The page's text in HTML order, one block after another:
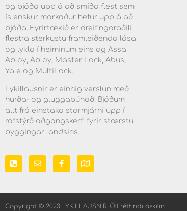
og bjóða upp á að smíða flest sem
íslenskur markaður hefur upp á að
bjóða. Fyrirtækið er dreifingaraðili
flestra sterkustu framleiðenda lása
og lykla í heiminum eins og Assa
Abloy, Abloy, Master Lock, Abus,
Yale og MultiLock.
Lykillausnir er einnig verslun með
hurða- og gluggabúnað. Bjóðum
allt frá einstaka stormjárni upp í
rafstýrð aðgangskerfi fyrir stærstu
byggingar landsins.
Copyright © 2023 LYKILLAUSNIR. Öll réttindi áskilin